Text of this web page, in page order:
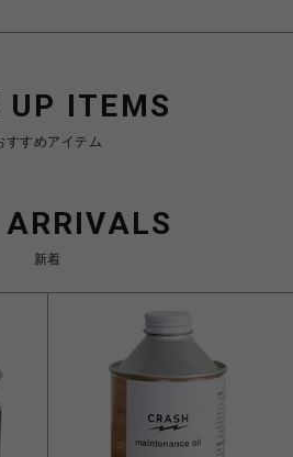
UP ITEMS
すすめアイテム
ARRIVALS
新着